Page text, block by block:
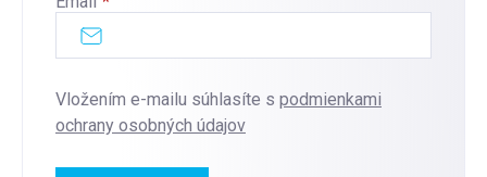
Vložením e-mailu súhlasíte s podmienkami
ochrany osobných údajov